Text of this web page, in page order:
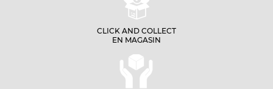
CLICK AND COLLECT
EN MAGASIN